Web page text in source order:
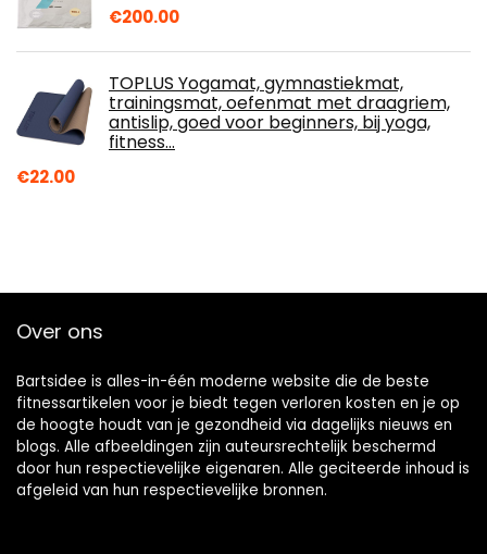
€200.00
TOPLUS Yogamat, gymnastiekmat,
trainingsmat, oefenmat met draagriem,
antislip, goed voor beginners, bij yoga,
fitness…
€22.00
Over ons
Bartsidee is alles-in-één moderne website die de beste
fitnessartikelen voor je biedt tegen verloren kosten en je op
de hoogte houdt van je gezondheid via dagelijks nieuws en
blogs. Alle afbeeldingen zijn auteursrechtelijk beschermd
door hun respectievelijke eigenaren. Alle geciteerde inhoud is
afgeleid van hun respectievelijke bronnen.